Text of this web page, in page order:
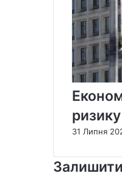
ризику
31 Липня
Залишити